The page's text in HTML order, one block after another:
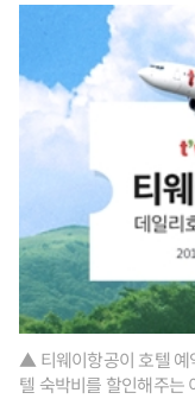
▲ 티웨이항공이 호텔 예
텔 숙박비를 할인해주는